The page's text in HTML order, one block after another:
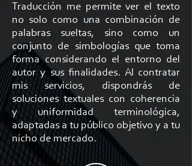
Traducción me permite ver el texto
no solo como una combinación de
palabras sueltas, sino como un
conjunto de simbologías que toma
forma considerando el entorno del
autor y sus finalidades. Al contratar
mis servicios, dispondrás de
soluciones textuales con coherencia
y uniformidad terminológica,
adaptadas a tu público objetivo y a tu
nicho de mercado.